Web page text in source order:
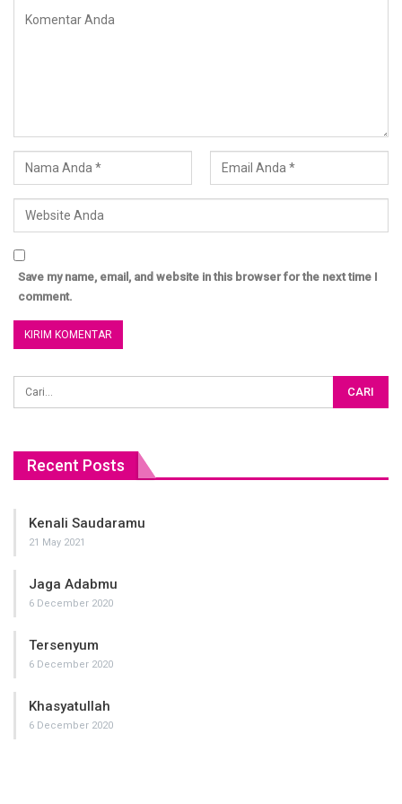
Donasikan infaq terbaik anda di : BNI Syariah 800440000
untuk konfirmasi donasi : SMS/WA : 0811 688 1515 ( Cut
Dewi Ummu Muhammad )
Save my name, email, and website in this browser for the next time I
comment.
Recent Posts
Kenali Saudaramu
21 May 2021
Jaga Adabmu
6 December 2020
Tersenyum
6 December 2020
Khasyatullah
6 December 2020